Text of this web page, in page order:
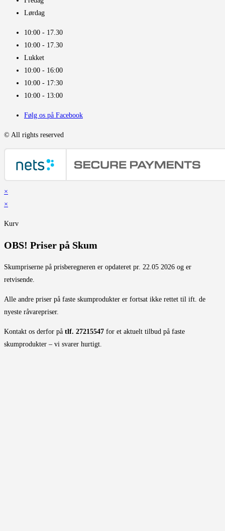
Lørdag
10:00 - 17.30​
10:00 - 17.30​
Lukket
10:00 - 16:00​
10:00 - 17:30
10:00 - 13:00
Følg os på Facebook
© All rights reserved
×
×
Kurv
OBS! Priser på Skum
Skumpriserne på prisberegneren er opdateret pr. 22.05 2026 og er
retvisende.
Alle andre priser på faste skumprodukter er fortsat ikke rettet til ift. de
nyeste råvarepriser.
Kontakt os derfor på tlf. 27215547 for et aktuelt tilbud på faste
skumprodukter – vi svarer hurtigt.